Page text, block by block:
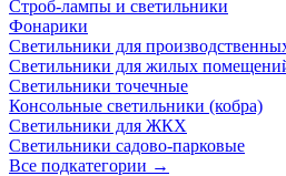
Строб-лампы и светильники
Фонарики
Светильники для
Светильники для жилых
Светильники точечные
Консольные светильники (кобра)
Светильники для ЖКХ
Светильники садово-парковые
Все подкатегории →